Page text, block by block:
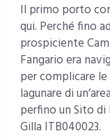
Il primo porto
qui. Perché fino
prospiciente
Fangario era
per complicare
lagunare di
perfino un Sito di
Gilla ITB040023.